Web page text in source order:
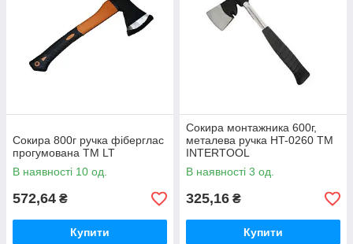
Сокира 800г ручка фіберглас
прогумована ТМ LT
В наявності 10 од.
572,64 ₴
Купити
Сокира монтажника 600г,
металева ручка HT-0260 ТМ
INTERTOOL
В наявності 3 од.
325,16 ₴
Купити